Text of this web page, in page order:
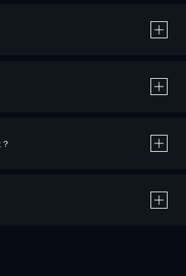
トカード決済による作品の購入 / レンタルです。
の購入 / レンタルは、20％のポイント還元です。